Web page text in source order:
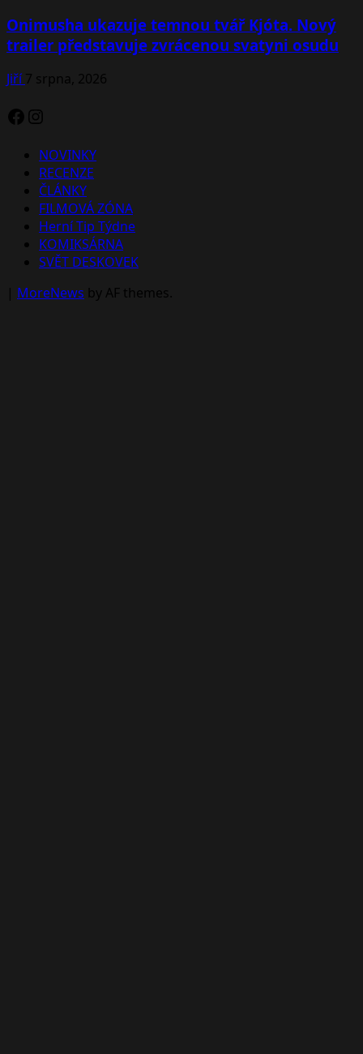
Onimusha ukazuje temnou tvář Kjóta. Nový
trailer představuje zvrácenou svatyni osudu
Jiří7 srpna, 2026
Facebook
Instagram
NOVINKY
RECENZE
ČLÁNKY
FILMOVÁ ZÓNA
Herní Tip Týdne
KOMIKSÁRNA
SVĚT DESKOVEK
| MoreNews by AF themes.